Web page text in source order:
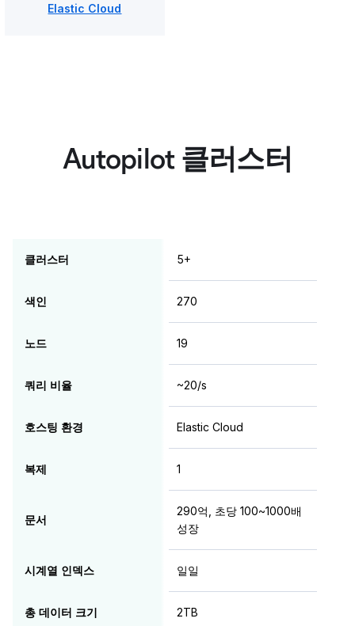
Elastic Cloud
Autopilot 클러스터
클러스터 5+
색인 270
노드 19
쿼리 비율 ~20/s
호스팅 환경 Elastic Cloud
복제 1
문서
290억, 초당 100~1000배
성장
시계열 인덱스 일일
총 데이터 크기 2TB